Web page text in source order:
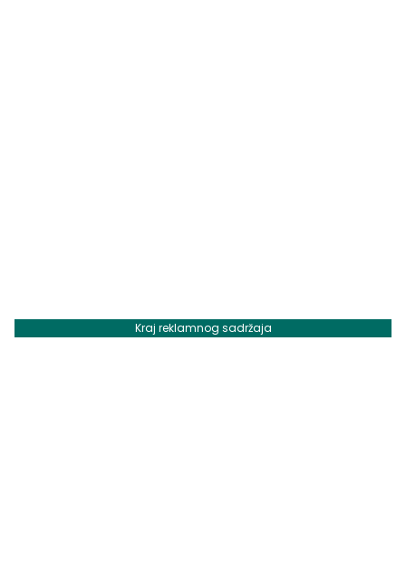
Kraj reklamnog sadržaja